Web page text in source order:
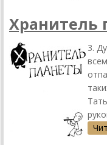
Хранитель
3.